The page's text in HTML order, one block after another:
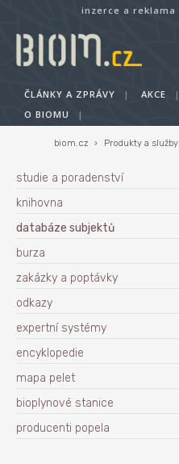
inzerce a reklama
ČLÁNKY A ZPRÁVY | AKCE |
O BIOMU
|
biom.cz › Produkty a služby
studie a poradenství
knihovna
databáze subjektů
burza
zakázky a poptávky
odkazy
expertní systémy
encyklopedie
mapa pelet
bioplynové stanice
producenti popela